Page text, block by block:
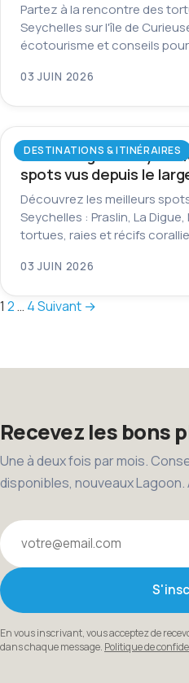
Partez à la rencontre des
Seychelles sur l'île de
écotourisme et conseils
03 JUIN 2026
DESTINATIONS & ITINÉRAIRES
Snorkeling aux
spots vus depuis le
Découvrez les meilleurs
Seychelles : Praslin, La
tortues, raies et récifs
03 JUIN 2026
Pagination
publications
1 2… 4Suivant →
Recevez les bons
Une à deux fois par mois.
disponibles, nouveaux Lagoon.
Votre email
En vous inscrivant, vous acceptez de
dans chaque message. Politique de